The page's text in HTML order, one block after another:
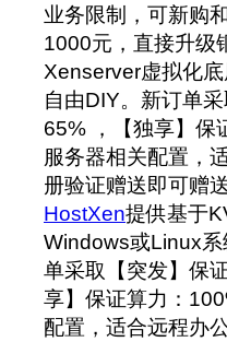
业务限制，可新购
1000元，直接升级
Xenserver虚拟化
自由DIY。新订单
65% ，【独享】保
服务器相关配置，
册验证赠送即可赠
HostXen提供基于
Windows或Linux
单采取【突发】保
享】保证算力：
配置，适合远程办